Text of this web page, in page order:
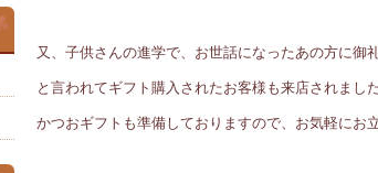
又、子供さんの進学で、お世話になったあの方に御
と言われてギフト購入されたお客様も来店されました
かつおギフトも準備しておりますので、お気軽にお